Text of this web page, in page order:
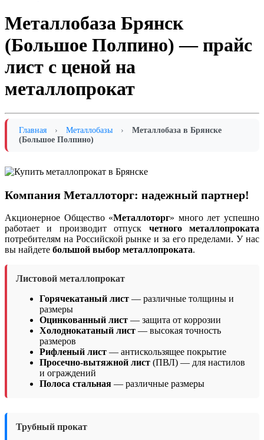
Металлобаза Брянск
(Большое Полпино) — прайс
лист с ценой на
металлопрокат
Главная › Металлобазы ›
Металлобаза в Брянске
(Большое Полпино)
Компания Металлоторг: надежный партнер!
Акционерное Общество «Металлоторг» много лет успешно
работает и производит отпуск четного металлопроката
потребителям на Российской рынке и за его пределами. У нас
вы найдете большой выбор металлопроката.
Листовой металлопрокат
Горячекатаный лист — различные толщины и
размеры
Оцинкованный лист — защита от коррозии
Холоднокатаный лист — высокая точность
размеров
Рифленый лист — антискользящее покрытие
Просечно-вытяжной лист (ПВЛ) — для настилов
и ограждений
Полоса стальная — различные размеры
Трубный прокат